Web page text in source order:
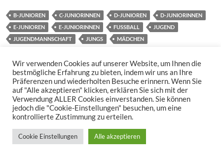
B-JUNIOREN C-JUNIORINNEN D-JUNIOREN
D-JUNIORINNEN
E-JUNIOREN
E-JUNIORINNEN FUSSBALL
JUGEND
JUGENDMANNSCHAFT
JUNGS MÄDCHEN
Wir verwenden Cookies auf unserer Website, um Ihnen die
bestmögliche Erfahrung zu bieten, indem wir uns an Ihre
Präferenzen und wiederholten Besuche erinnern. Wenn Sie
auf "Alle akzeptieren" klicken, erklären Sie sich mit der
Verwendung ALLER Cookies einverstanden. Sie können
jedoch die "Cookie-Einstellungen" besuchen, um eine
kontrollierte Zustimmung zu erteilen.
Cookie Einstellungen Alle akzeptieren